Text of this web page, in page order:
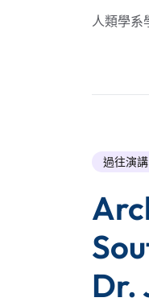
人類學
過往演講
Dr.